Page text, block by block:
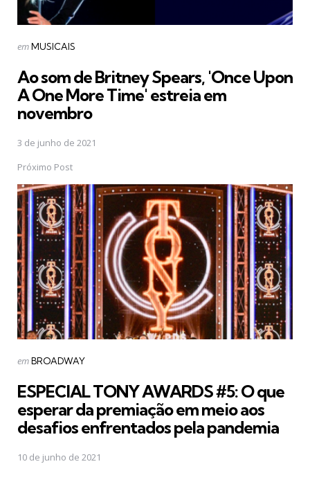
Postado
emMUSICAIS
Ao som de Britney Spears, 'Once Upon
A One More Time' estreia em
novembro
3 de junho de 2021
Próximo Post
Postado
emBROADWAY
ESPECIAL TONY AWARDS #5: O que
esperar da premiação em meio aos
desafios enfrentados pela pandemia
10 de junho de 2021